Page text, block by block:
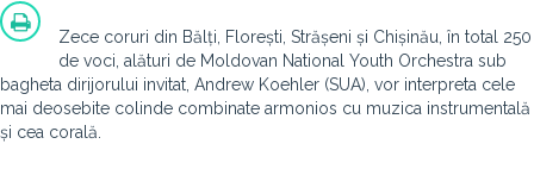
Zece coruri din Bălți, Florești, Strășeni și Chișinău, în total 250
de voci, alături de Moldovan National Youth Orchestra sub
bagheta dirijorului invitat, Andrew Koehler (SUA), vor interpreta cele
mai deosebite colinde combinate armonios cu muzica instrumentală
și cea corală.